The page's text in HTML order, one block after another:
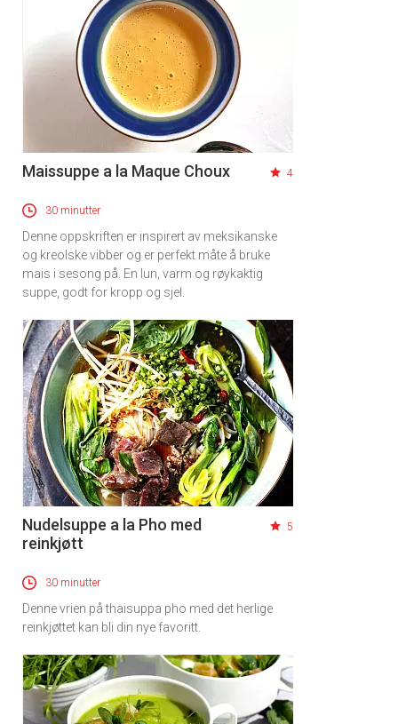
Maissuppe a la Maque Choux 4
30 minutter
Denne oppskriften er inspirert av meksikanske
og kreolske vibber og er perfekt måte å bruke
mais i sesong på. En lun, varm og røykaktig
suppe, godt for kropp og sjel.
Nudelsuppe a la Pho med
reinkjøtt
5
30 minutter
Denne vrien på thaisuppa pho med det herlige
reinkjøttet kan bli din nye favoritt.